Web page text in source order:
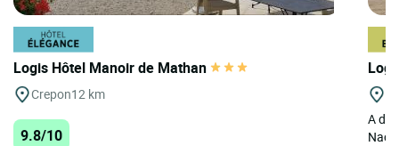
Logis Hôtel Manoir de Mathan
Crepon12 km
9.8/10
A